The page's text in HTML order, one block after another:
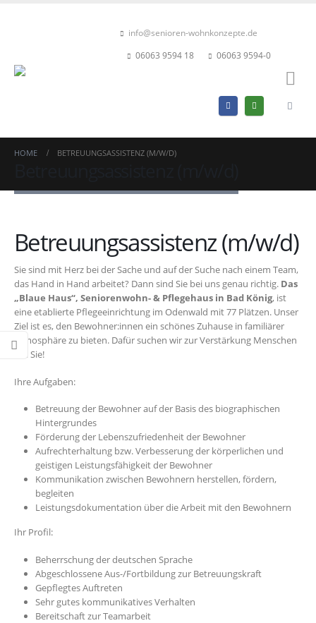
info@senioren-wohnkonzepte.de
06063 9594 18
06063 9594-0
HOME BETREUUNGSASSISTENZ (M/W/D)
Betreuungsassistenz (m/w/d)
Sie sind mit Herz bei der Sache und auf der Suche nach einem Team,
das Hand in Hand arbeitet? Dann sind Sie bei uns genau richtig. Das
„Blaue Haus“, Seniorenwohn- & Pflegehaus in Bad König, ist
eine etablierte Pflegeeinrichtung im Odenwald mit 77 Plätzen. Unser
Ziel ist es, den Bewohner:innen ein schönes Zuhause in familiärer
Atmosphäre zu bieten. Dafür suchen wir zur Verstärkung Menschen
wie Sie!
Ihre Aufgaben:
Betreuung der Bewohner auf der Basis des biographischen
Hintergrundes
Förderung der Lebenszufriedenheit der Bewohner
Aufrechterhaltung bzw. Verbesserung der körperlichen und
geistigen Leistungsfähigkeit der Bewohner
Kommunikation zwischen Bewohnern herstellen, fördern,
begleiten
Leistungsdokumentation über die Arbeit mit den Bewohnern
Ihr Profil:
Beherrschung der deutschen Sprache
Abgeschlossene Aus-/Fortbildung zur Betreuungskraft
Gepflegtes Auftreten
Sehr gutes kommunikatives Verhalten
Bereitschaft zur Teamarbeit